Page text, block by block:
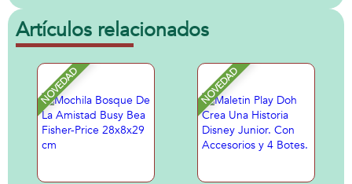
Artículos relacionados
NOVEDAD NOVEDAD